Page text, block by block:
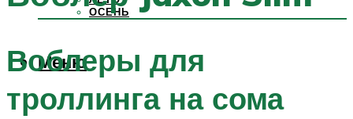
ОСЕНЬ
Меню
Воблеры для
троллинга на сома